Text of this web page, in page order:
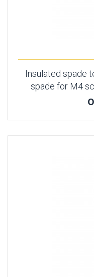
Insulated spade
spade for M4